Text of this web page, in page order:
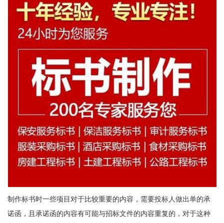
制作标书时一些项目对于比较重要的内容，需要投标人做出单的承
诺函，且承诺函的内容有可能与招标文件的内容重复的，对于这种